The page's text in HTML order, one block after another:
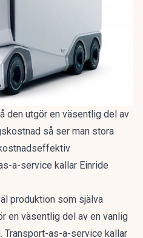
den utgör en väsentlig del av
så ser man stora
a-service kallar Einride
produktion som själva
en väsentlig del av en vanlig
as-a-service kallar